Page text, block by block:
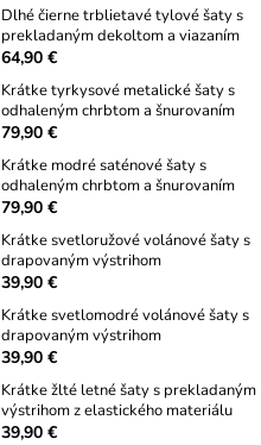
Dlhé čierne trblietavé tylové šaty s
prekladaným dekoltom a viazaním
64,90 €
Krátke tyrkysové metalické šaty s
odhaleným chrbtom a šnurovaním
79,90 €
Krátke modré saténové šaty s
odhaleným chrbtom a šnurovaním
79,90 €
Krátke svetloružové volánové šaty s
drapovaným výstrihom
39,90 €
Krátke svetlomodré volánové šaty s
drapovaným výstrihom
39,90 €
Krátke žlté letné šaty s prekladaným
výstrihom z elastického materiálu
39,90 €